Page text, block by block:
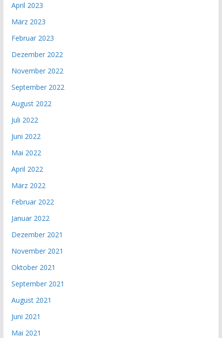
April 2023
März 2023
Februar 2023
Dezember 2022
November 2022
September 2022
August 2022
Juli 2022
Juni 2022
Mai 2022
April 2022
März 2022
Februar 2022
Januar 2022
Dezember 2021
November 2021
Oktober 2021
September 2021
August 2021
Juni 2021
Mai 2021